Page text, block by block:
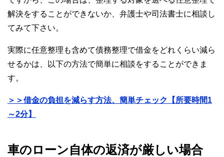
解決をすることができないか、弁護士や司法書士に相談し
てみて下さい。
実際に任意整理も含めて債務整理で借金をどれくらい減ら
せるかは、以下の方法で簡単に相談をすることができま
す。
＞＞借金の負担を減らす方法、簡単チェック【所要時間1
～2分】
車のローン自体の返済が厳しい場合